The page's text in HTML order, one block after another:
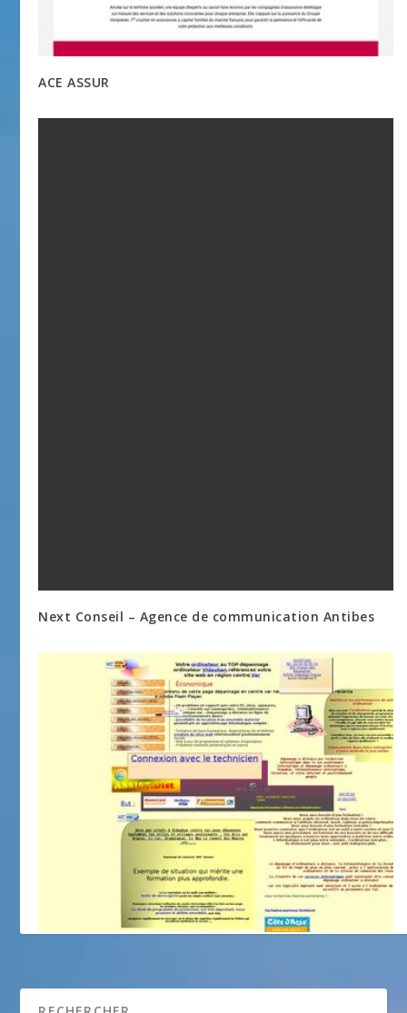
ACE ASSUR
Next Conseil – Agence de communication Antibes